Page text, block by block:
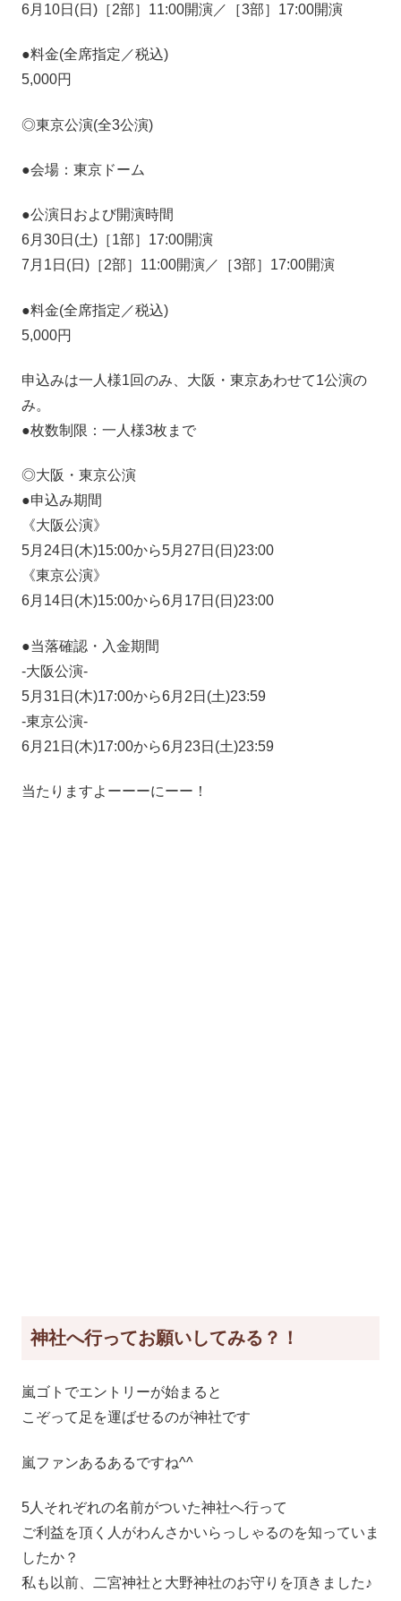
6月10日(日)［2部］11:00開演／［3部］17:00開演
●料金(全席指定／税込)
5,000円
◎東京公演(全3公演)
●会場：東京ドーム
●公演日および開演時間
6月30日(土)［1部］17:00開演
7月1日(日)［2部］11:00開演／［3部］17:00開演
●料金(全席指定／税込)
5,000円
申込みは一人様1回のみ、大阪・東京あわせて1公演の
み。
●枚数制限：一人様3枚まで
◎大阪・東京公演
●申込み期間
《大阪公演》
5月24日(木)15:00から5月27日(日)23:00
《東京公演》
6月14日(木)15:00から6月17日(日)23:00
●当落確認・入金期間
-大阪公演-
5月31日(木)17:00から6月2日(土)23:59
-東京公演-
6月21日(木)17:00から6月23日(土)23:59
当たりますよーーーにーー！
神社へ行ってお願いしてみる？！
嵐ゴトでエントリーが始まると
こぞって足を運ばせるのが神社です
嵐ファンあるあるですね^^
5人それぞれの名前がついた神社へ行って
ご利益を頂く人がわんさかいらっしゃるのを知っていま
したか？
私も以前、二宮神社と大野神社のお守りを頂きました♪